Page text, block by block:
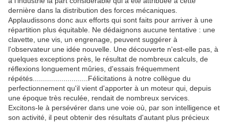
dernière dans la distribution des forces mécaniques.
Applaudissons donc aux efforts qui sont faits pour arriver à une
répartition plus équitable. Ne dédaignons aucune tentative : une
clavette, une vis, un engrenage, peuvent suggérer à
l'observateur une idée nouvelle. Une découverte n'est-elle pas, à
quelques exceptions près, le résultat de nombreux calculs, de
réflexions longuement mûries, d'essais fréquemment
répétés...........................Félicitations à notre collègue du
perfectionnement qu'il vient d'apporter à un moteur qui, depuis
une époque très reculée, rendait de nombreux services.
Excitons-le à persévérer dans une voie où, par son intelligence et
son activité, il peut obtenir des résultats d'autant plus précieux